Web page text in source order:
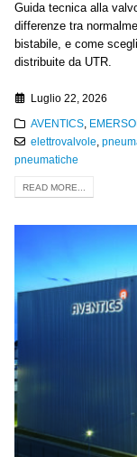
Guida tecnica alla
differenze tra
bistabile, e come
distribuite da UTR.
Luglio 22, 2026
AVENTICS,
elettrovalvole
pneumatiche
READ MORE...